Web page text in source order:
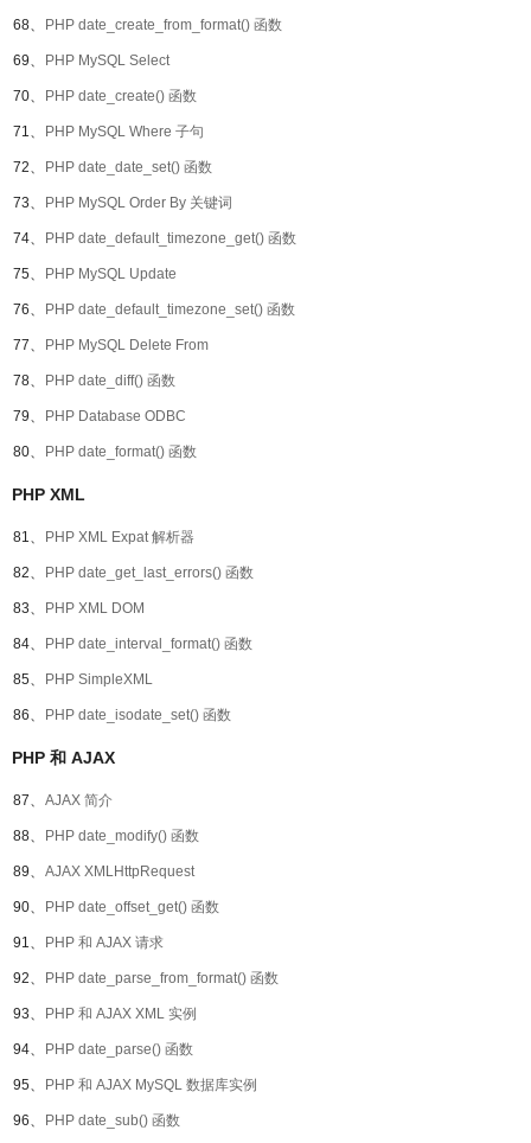
68、 PHP date_create_from_format() 函数
69、 PHP MySQL Select
70、 PHP date_create() 函数
71、 PHP MySQL Where 子句
72、 PHP date_date_set() 函数
73、 PHP MySQL Order By 关键词
74、 PHP date_default_timezone_get() 函数
75、 PHP MySQL Update
76、 PHP date_default_timezone_set() 函数
77、 PHP MySQL Delete From
78、 PHP date_diff() 函数
79、 PHP Database ODBC
80、 PHP date_format() 函数
PHP XML
81、 PHP XML Expat 解析器
82、 PHP date_get_last_errors() 函数
83、 PHP XML DOM
84、 PHP date_interval_format() 函数
85、 PHP SimpleXML
86、 PHP date_isodate_set() 函数
PHP 和 AJAX
87、 AJAX 简介
88、 PHP date_modify() 函数
89、 AJAX XMLHttpRequest
90、 PHP date_offset_get() 函数
91、 PHP 和 AJAX 请求
92、 PHP date_parse_from_format() 函数
93、 PHP 和 AJAX XML 实例
94、 PHP date_parse() 函数
95、 PHP 和 AJAX MySQL 数据库实例
96、 PHP date_sub() 函数